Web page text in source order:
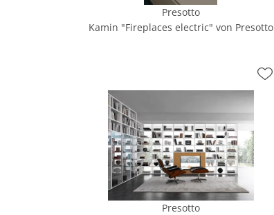
Presotto
Kamin "Fireplaces electric" von Presotto
Presotto